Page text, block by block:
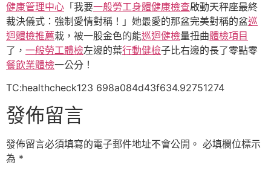
健康管理中心 「我要一般勞工身體健康檢查啟動天秤座最終
裁決儀式：強制愛情對稱！」她最愛的那盆完美對稱的盆巡
迴體檢推薦栽，被一股金色的能巡迴健檢量扭曲體檢項目
了， 一般勞工體檢左邊的葉行動健檢子比右邊的長了零點零
餐飲業體檢一公分！
TC:healthcheck123 698a084d43f634.92751274
發佈留言
發佈留言必須填寫的電子郵件地址不會公開。 必填欄位標示
為 *